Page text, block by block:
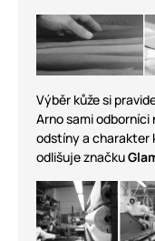
Výběr kůže si
Arno sami odborníci
odstíny a charakter
odlišuje značku